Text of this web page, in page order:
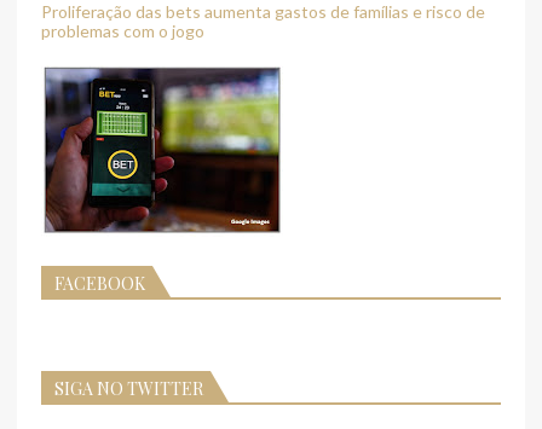
Proliferação das bets aumenta gastos de famílias e risco de
problemas com o jogo
FACEBOOK
SIGA NO TWITTER